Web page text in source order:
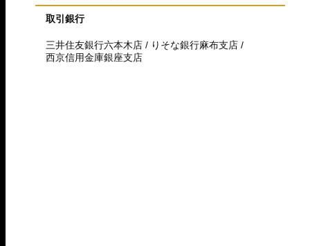
取引銀行
三井住友銀行六本木店 / りそな銀行麻布支店 /
西京信用金庫銀座支店